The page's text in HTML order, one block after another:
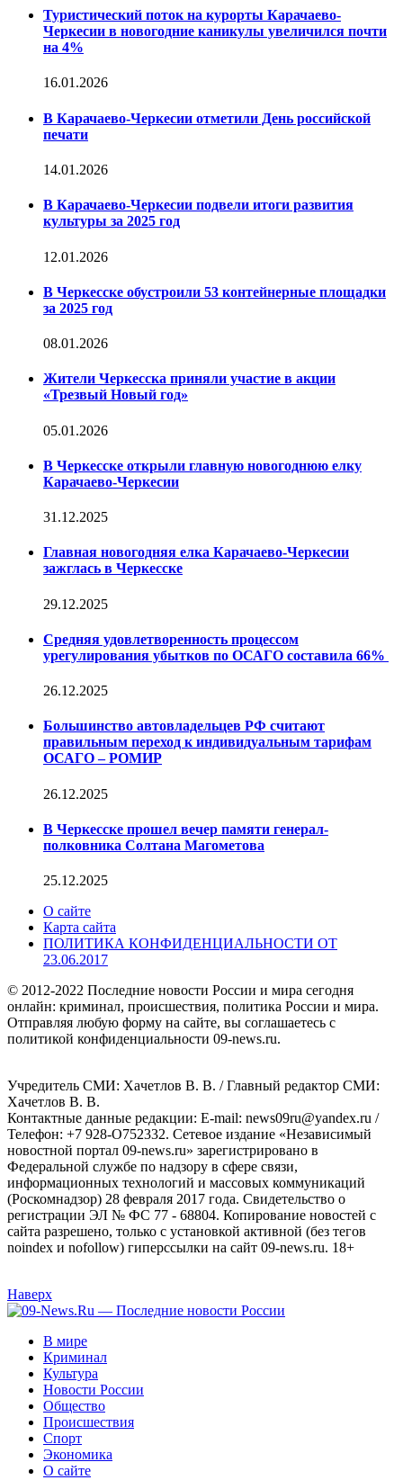
Туристический поток на курорты Карачаево-
Черкесии в новогодние каникулы увеличился почти
на 4%
16.01.2026
В Карачаево-Черкесии отметили День российской
печати
14.01.2026
В Карачаево-Черкесии подвели итоги развития
культуры за 2025 год
12.01.2026
В Черкесске обустроили 53 контейнерные площадки
за 2025 год
08.01.2026
Жители Черкесска приняли участие в акции
«Трезвый Новый год»
05.01.2026
В Черкесске открыли главную новогоднюю елку
Карачаево-Черкесии
31.12.2025
Главная новогодняя елка Карачаево-Черкесии
зажглась в Черкесске
29.12.2025
Средняя удовлетворенность процессом
урегулирования убытков по ОСАГО составила 66%
26.12.2025
Большинство автовладельцев РФ считают
правильным переход к индивидуальным тарифам
ОСАГО – РОМИР
26.12.2025
В Черкесске прошел вечер памяти генерал-
полковника Солтана Магометова
25.12.2025
О сайте
Карта сайта
ПОЛИТИКА КОНФИДЕНЦИАЛЬНОСТИ ОТ
23.06.2017
© 2012-2022 Последние новости России и мира сегодня
онлайн: криминал, происшествия, политика России и мира.
Отправляя любую форму на сайте, вы соглашаетесь с
политикой конфиденциальности 09-news.ru.
Учредитель СМИ: Хaчeтлoв B. B. / Главный редактор СМИ:
Хaчeтлoв B. B.
Контактные данные редакции: E-mail: news09ru@yandex.ru /
Телефон: +7 928-O752332. Сетевое издание «Независимый
новостной портал 09-news.ru» зарегистрировано в
Федеральной службе по надзору в сфере связи,
информационных технологий и массовых коммуникаций
(Роскомнадзор) 28 февраля 2017 года. Свидетельство о
регистрации ЭЛ № ФС 77 - 68804. Копирование новостей с
сайта разрешено, только с установкой активной (без тегов
noindex и nofollow) гиперссылки на сайт 09-news.ru. 18+
Наверх
В мире
Криминал
Культура
Новости России
Общество
Происшествия
Спорт
Экономика
О сайте